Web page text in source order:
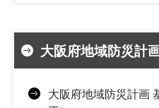
大阪府地域防災計
大阪府地域防災計画